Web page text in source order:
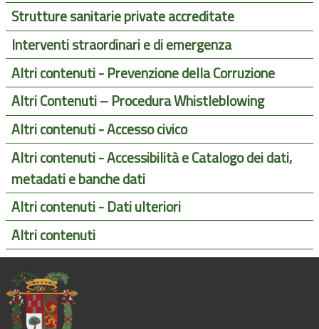
Strutture sanitarie private accreditate
Interventi straordinari e di emergenza
Altri contenuti - Prevenzione della Corruzione
Altri Contenuti – Procedura Whistleblowing
Altri contenuti - Accesso civico
Altri contenuti - Accessibilità e Catalogo dei dati,
metadati e banche dati
Altri contenuti - Dati ulteriori
Altri contenuti